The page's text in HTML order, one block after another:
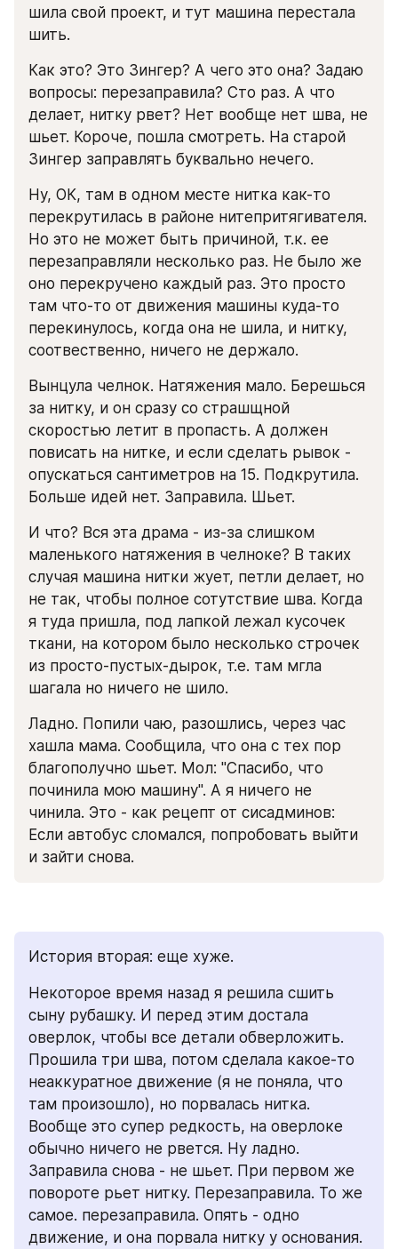
шила свой проект, и тут машина перестала
шить.
Как это? Это Зингер? А чего это она? Задаю
вопросы: перезаправила? Сто раз. А что
делает, нитку рвет? Нет вообще нет шва, не
шьет. Короче, пошла смотреть. На старой
Зингер заправлять буквально нечего.
Ну, ОК, там в одном месте нитка как-то
перекрутилась в районе нитепритягивателя.
Но это не может быть причиной, т.к. ее
перезаправляли несколько раз. Не было же
оно перекручено каждый раз. Это просто
там что-то от движения машины куда-то
перекинулось, когда она не шила, и нитку,
соотвественно, ничего не держало.
Вынцула челнок. Натяжения мало. Берешься
за нитку, и он сразу со страшщной
скоростью летит в пропасть. А должен
повисать на нитке, и если сделать рывок -
опускаться сантиметров на 15. Подкрутила.
Больше идей нет. Заправила. Шьет.
И что? Вся эта драма - из-за слишком
маленького натяжения в челноке? В таких
случая машина нитки жует, петли делает, но
не так, чтобы полное сотутствие шва. Когда
я туда пришла, под лапкой лежал кусочек
ткани, на котором было несколько строчек
из просто-пустых-дырок, т.е. там мгла
шагала но ничего не шило.
Ладно. Попили чаю, разошлись, через час
хашла мама. Сообщила, что она с тех пор
благополучно шьет. Мол: "Спасибо, что
починила мою машину". А я ничего не
чинила. Это - как рецепт от сисадминов:
Если автобус сломался, попробовать выйти
и зайти снова.
История вторая: еще хуже.
Некоторое время назад я решила сшить
сыну рубашку. И перед этим достала
оверлок, чтобы все детали обверложить.
Прошила три шва, потом сделала какое-то
неаккуратное движение (я не поняла, что
там произошло), но порвалась нитка.
Вообще это супер редкость, на оверлоке
обычно ничего не рвется. Ну ладно.
Заправила снова - не шьет. При первом же
повороте рьет нитку. Перезаправила. То же
самое. перезаправила. Опять - одно
движение, и она порвала нитку у основания.